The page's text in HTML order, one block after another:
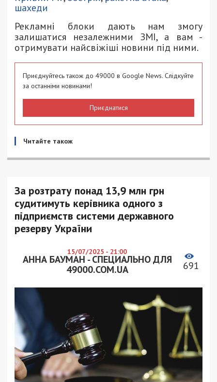
шахеди
Рекламні блоки дають нам змогу
залишатися незалежними ЗМІ, а вам -
отримувати найсвіжіші новини під ними.
Приєднуйтесь також до 49000 в Google News. Слідкуйте
за останніми новинами!
Приєднатися
Читайте також
За розтрату понад 13,9 млн грн
судитимуть керівника одного з
підприємств системи державного
резерву України
15/07/2025 - 21:00
АННА БАУМАН - СПЕЦИАЛЬНО ДЛЯ
49000.COM.UA
691